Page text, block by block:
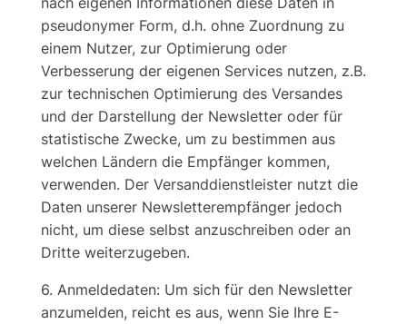
pseudonymer Form, d.h. ohne Zuordnung zu
einem Nutzer, zur Optimierung oder
Verbesserung der eigenen Services nutzen, z.B.
zur technischen Optimierung des Versandes
und der Darstellung der Newsletter oder für
statistische Zwecke, um zu bestimmen aus
welchen Ländern die Empfänger kommen,
verwenden. Der Versanddienstleister nutzt die
Daten unserer Newsletterempfänger jedoch
nicht, um diese selbst anzuschreiben oder an
Dritte weiterzugeben.
6. Anmeldedaten: Um sich für den Newsletter
anzumelden, reicht es aus, wenn Sie Ihre E-